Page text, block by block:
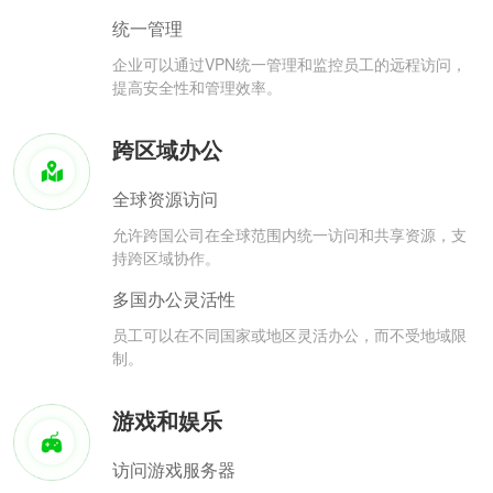
统一管理
企业可以通过VPN统一管理和监控员工的远程访问，
提高安全性和管理效率。
跨区域办公
全球资源访问
允许跨国公司在全球范围内统一访问和共享资源，支
持跨区域协作。
多国办公灵活性
员工可以在不同国家或地区灵活办公，而不受地域限
制。
游戏和娱乐
访问游戏服务器